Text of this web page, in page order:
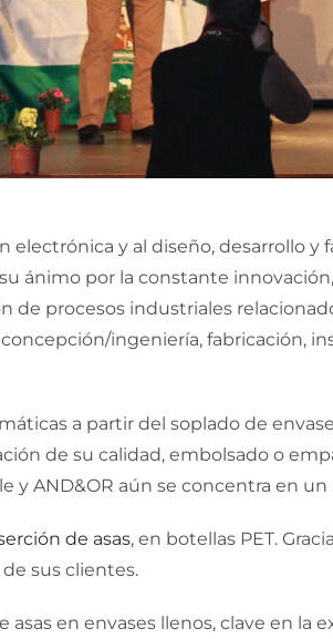
y al diseño, desarrollo y
ánimo por la constante
procesos industriales
ingeniería, fabricación,
a partir del soplado de
de su calidad, embolsado o
AND&OR aún se concentra en
de asas, en botellas PET.
sus clientes.
en envases llenos, clave en la